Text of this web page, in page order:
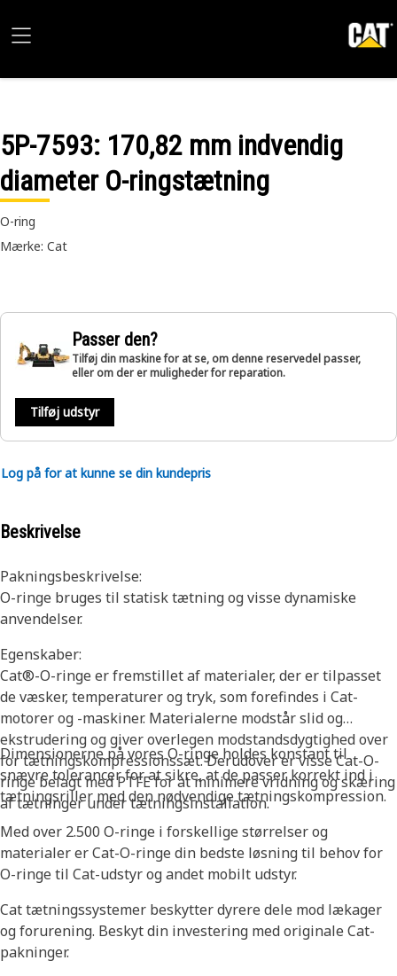
5P-7593: 170,82 mm indvendig
diameter O-ringstætning
O-ring
Mærke: Cat
Passer den?
Tilføj din maskine for at se, om denne reservedel passer,
eller om der er muligheder for reparation.
Tilføj udstyr
Log på for at kunne se din kundepris
Beskrivelse
Pakningsbeskrivelse:
O-ringe bruges til statisk tætning og visse dynamiske
anvendelser.
Egenskaber:
Cat®-O-ringe er fremstillet af materialer, der er tilpasset
de væsker, temperaturer og tryk, som forefindes i Cat-
motorer og -maskiner. Materialerne modstår slid og
ekstrudering og giver overlegen modstandsdygtighed over
for tætningskompressionssæt. Derudover er visse Cat-O-
ringe belagt med PTFE for at minimere vridning og skæring
af tætninger under tætningsinstallation.
Dimensionerne på vores O-ringe holdes konstant til
snævre tolerancer for at sikre, at de passer korrekt ind i
tætningsriller med den nødvendige tætningskompression.
Med over 2.500 O-ringe i forskellige størrelser og
materialer er Cat-O-ringe din bedste løsning til behov for
O-ringe til Cat-udstyr og andet mobilt udstyr.
Cat tætningssystemer beskytter dyrere dele mod lækager
og forurening. Beskyt din investering med originale Cat-
pakninger.